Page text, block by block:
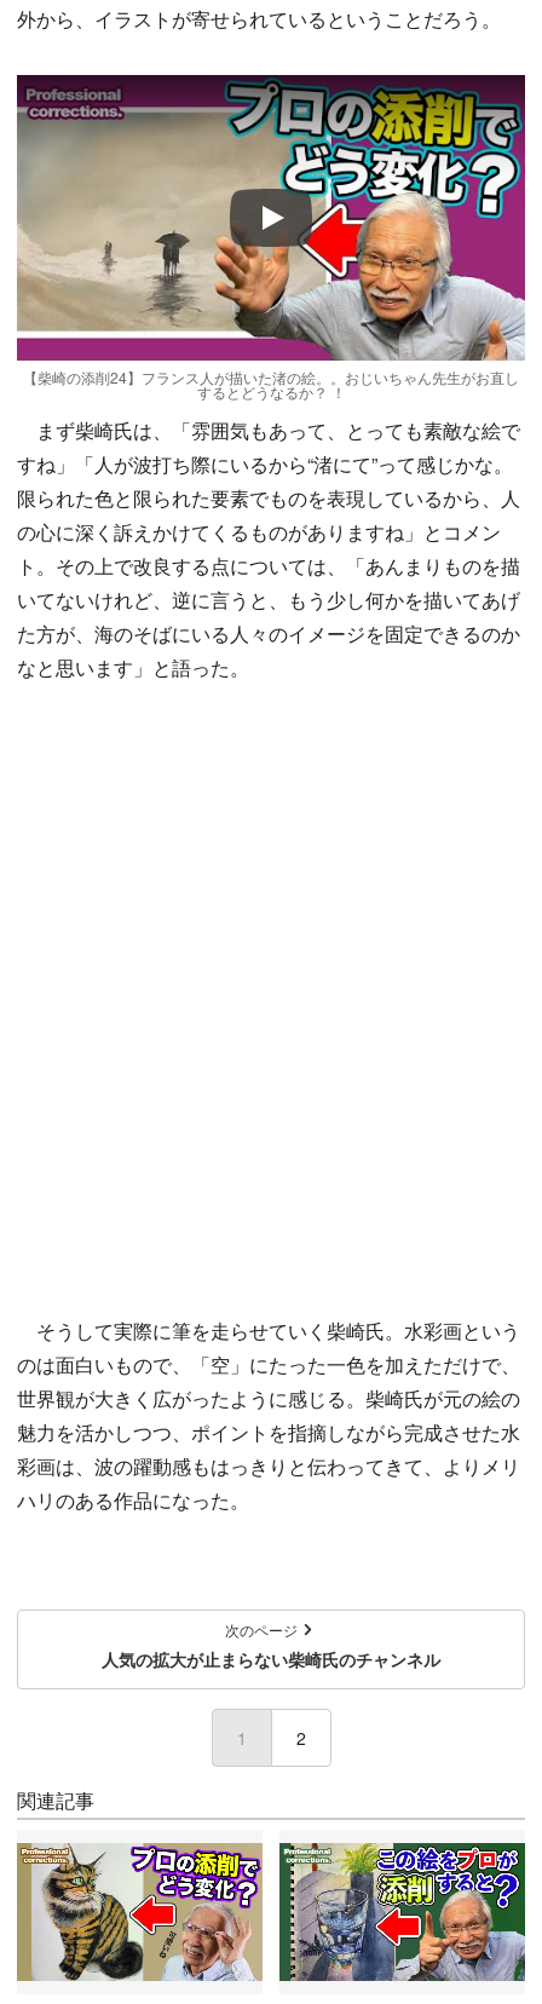
外から、イラストが寄せられているということだろう。
Play
【柴崎の添削24】フランス人が描いた渚の絵。。おじいちゃん先生がお直し
するとどうなるか？ ！
まず柴崎氏は、「雰囲気もあって、とっても素敵な絵で
すね」「人が波打ち際にいるから“渚にて”って感じかな。
限られた色と限られた要素でものを表現しているから、人
の心に深く訴えかけてくるものがありますね」とコメン
ト。その上で改良する点については、「あんまりものを描
いてないけれど、逆に言うと、もう少し何かを描いてあげ
た方が、海のそばにいる人々のイメージを固定できるのか
なと思います」と語った。
そうして実際に筆を走らせていく柴崎氏。水彩画という
のは面白いもので、「空」にたった一色を加えただけで、
世界観が大きく広がったように感じる。柴崎氏が元の絵の
魅力を活かしつつ、ポイントを指摘しながら完成させた水
彩画は、波の躍動感もはっきりと伝わってきて、よりメリ
ハリのある作品になった。
次のページ
人気の拡大が止まらない柴崎氏のチャンネル
1 (current)
2
関連記事